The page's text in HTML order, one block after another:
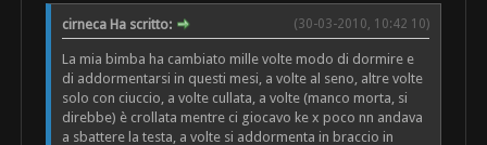
(30-03-2010, 10:42 10)
cirneca Ha scritto:
La mia bimba ha cambiato mille volte modo di dormire e
di addormentarsi in questi mesi, a volte al seno, altre volte
solo con ciuccio, a volte cullata, a volte (manco morta, si
direbbe) è crollata mentre ci giocavo ke x poco nn andava
a sbattere la testa, a volte si addormenta in braccio in